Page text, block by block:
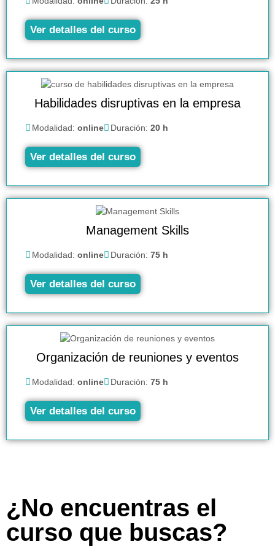
Ver detalles del curso
Habilidades disruptivas en la empresa
Modalidad: online Duración: 20 h
Ver detalles del curso
Management Skills
Modalidad: online Duración: 75 h
Ver detalles del curso
Organización de reuniones y eventos
Modalidad: online Duración: 75 h
Ver detalles del curso
¿No encuentras el
curso que buscas?